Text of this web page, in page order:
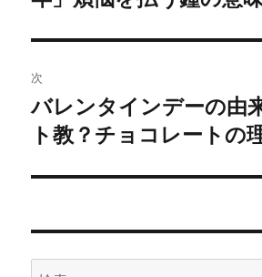
ド
開
さ
新
ン
ド
ウ
で
開
す
)
ビ
ゲ
ー
シ
ン
投
稿:
次
次
の
稿:
バレンタインデーの由
ト教？チョコレートの